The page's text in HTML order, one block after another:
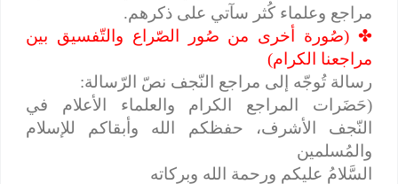
مراجع وعلماء كُثر سآتي على ذكرهم.
✤(صُورة أخرى من صُور الصّراع والتّفسيق بين
مراجعنا الكرام)
رسالة تُوجّه إلى مراجع النّجف نصّ الرّسالة:
(حَضَرات المراجع الكرام والعلماء الأعلام في
النّجف الأشرف، حفظكم الله وأبقاكم للإسلام
والمُسلمين
السَّلامُ عليكم ورحمة الله وبركاته